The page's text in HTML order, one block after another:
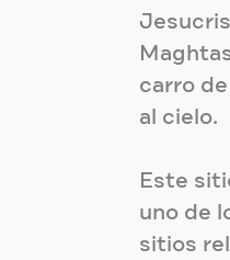
carro
al cielo.
Este
uno de
sitios